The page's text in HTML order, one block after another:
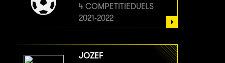
4 COMPETITIEDUELS
2021-2022
JOZEF